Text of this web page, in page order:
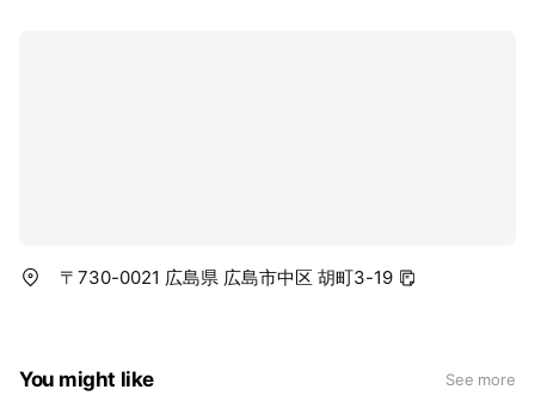
〒730-0021 広島県 広島市中区 胡町3-19
You might like See more